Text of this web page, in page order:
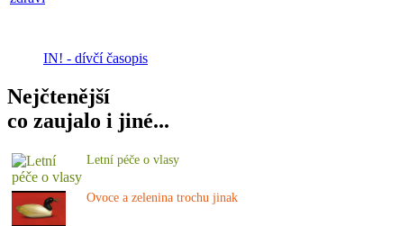
IN! - dívčí časopis
Nejčtenější
co zaujalo i jiné...
Letní péče o vlasy
Ovoce a zelenina trochu jinak